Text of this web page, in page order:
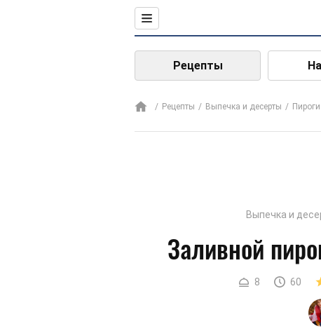
Рецепты
Рецепты Выпечка и десерты Пироги
Выпечка и
Заливной
8 60